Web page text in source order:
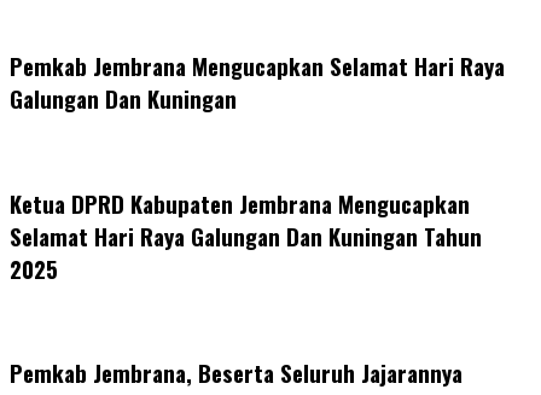
Pemkab Jembrana Mengucapkan Selamat Hari Raya
Galungan Dan Kuningan
Ketua DPRD Kabupaten Jembrana Mengucapkan
Selamat Hari Raya Galungan Dan Kuningan Tahun
2025
Pemkab Jembrana, Beserta Seluruh Jajarannya